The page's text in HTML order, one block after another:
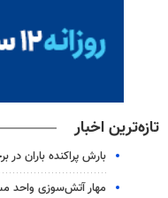
تازه‌ترین اخبار
بارش پراکنده باران در
مهار آتش‌سوزی واحد